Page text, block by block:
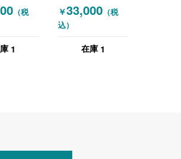
ェア 肘
グリー
（税
1
カムラ
(OKAMURA) 肘付
ホワイト
￥33,000（税
込）
在庫 1